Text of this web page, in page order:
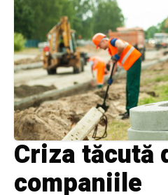
Criza tăcută
companiile